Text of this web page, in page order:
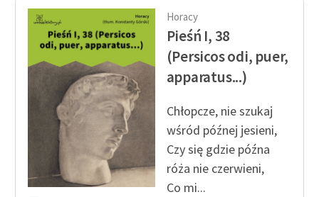
skandynawskiej literatury
feministycznej
Ręce pełne poezji
Kolekcje edukacyjne
twórców przechodzących
do domeny publicznej,
lektur szkolnych oraz
Starego Testamentu
Odkurzamy bohaterów
Horacy
Pieśń I, 38
(Persicos odi, puer,
apparatus...)
Chłopcze, nie szukaj
wśród późnej jesieni,
Czy się gdzie późna
róża nie czerwieni,
Co mi...